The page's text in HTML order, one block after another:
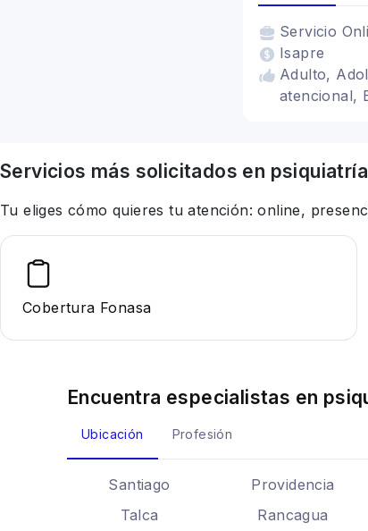
Servicio
Isapre
Adulto,
atencional,
Servicios más solicitados en psiquiatría
Tu eliges cómo quieres tu atención: online,
Cobertura Fonasa
Encuentra especialistas en
Ubicación Profesión
Santiago Providencia
Talca
Rancagua